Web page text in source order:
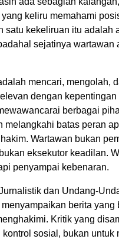
keliru memahami
satu kekeliruan itu adalah
sejatinya wartawan
mencari, mengolah,
dengan
berbagai
melangkahi batas peran
Wartawan bukan
eksekutor keadilan.
penyampai kebenaran.
dan Undang-
berita yang
Kritik yang
kontrol sosial, bukan untuk